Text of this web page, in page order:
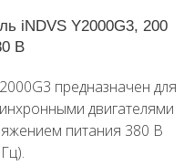
iNDVS Y2000G3, 200
В
предназначен для
двигателями
питания 380 В